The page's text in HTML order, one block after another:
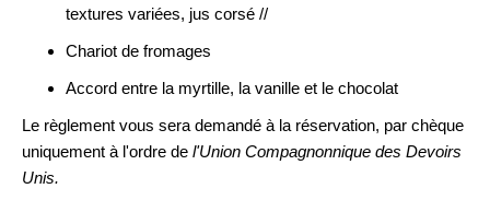
textures variées, jus corsé //
Chariot de fromages
Accord entre la myrtille, la vanille et le chocolat
Le règlement vous sera demandé à la réservation, par chèque
uniquement à l'ordre de l'Union Compagnonnique des Devoirs
Unis.